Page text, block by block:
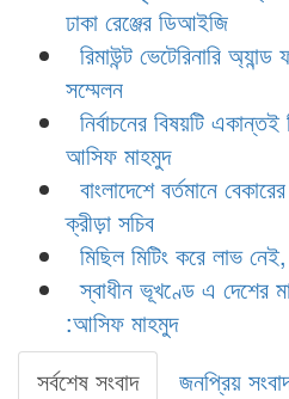
ঢাকা রেঞ্জের ডিআইজি
রিমাউন্ট ভেটেরিনারি
সম্মেলন
নির্বাচনের বিষয়টি
আসিফ মাহমুদ
বাংলাদেশে বর্তমানে
ক্রীড়া সচিব
মিছিল মিটিং করে লাভ
স্বাধীন ভূখণ্ডে এ দেশের
:আসিফ মাহমুদ
সর্বশেষ সংবাদ
জনপ্রিয়